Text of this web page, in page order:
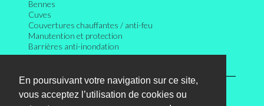
En poursuivant votre navigation sur ce site,
vous acceptez l’utilisation de cookies ou
Bennes
Cuves
Couvertures chauffantes / anti-feu
Manutention et protection
Barrières anti-inondation
Connexion
Mentions légales